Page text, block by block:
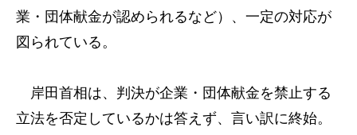
業・団体献金が認められるなど）、一定の対応が
図られている。
岸田首相は、判決が企業・団体献金を禁止する
立法を否定しているかは答えず、言い訳に終始。